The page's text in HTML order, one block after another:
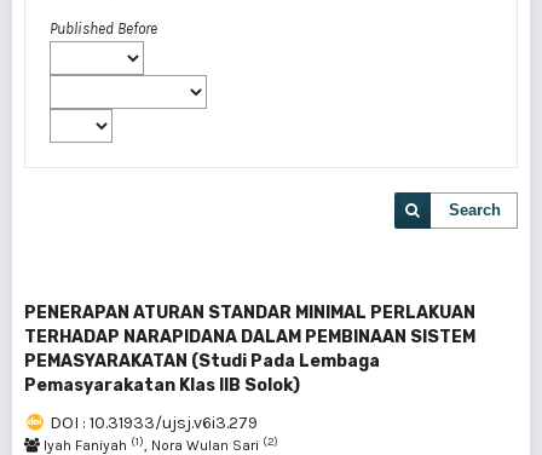
Published Before
Search
PENERAPAN ATURAN STANDAR MINIMAL PERLAKUAN
TERHADAP NARAPIDANA DALAM PEMBINAAN SISTEM
PEMASYARAKATAN (Studi Pada Lembaga
Pemasyarakatan Klas IIB Solok)
DOI : 10.31933/ujsj.v6i3.279
Iyah Faniyah (1), Nora Wulan Sari (2)